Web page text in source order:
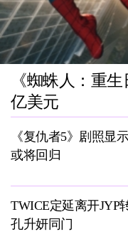
《蜘蛛人：重
亿美元
《复仇者5》剧照显
或将回归
TWICE定延离开JYP
孔升妍同门